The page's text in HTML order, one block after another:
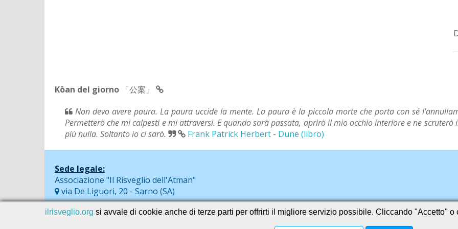
Kōan del giorno 「公案」
Non devo avere paura. La paura uccide la mente. La paura è la piccola morte che porta con sé
Permetterò che mi calpesti e mi attraversi. E quando sarà passata, aprirò il mio occhio interiore e ne
più nulla. Soltanto io ci sarò.
Frank Patrick Herbert - Dune (libro)
Sede legale:
Associazione "Il Risveglio dell'Atman"
via De Liguori, 20 - Sarno (SA)
ilrisveglio.org si avvale di cookie anche di terze parti per offrirti il migliore servizio possibile. Cliccando "Accetto"